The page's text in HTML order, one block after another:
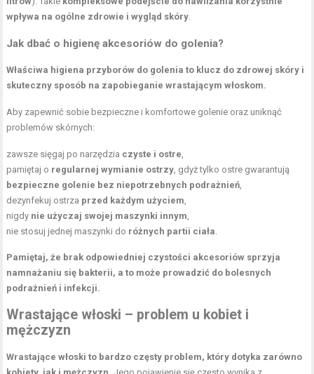
wpływa na ogólne zdrowie i wygląd skóry.
Jak dbać o higienę akcesoriów do golenia?
Właściwa higiena przyborów do golenia to klucz do zdrowej skóry i
skuteczny sposób na zapobieganie wrastającym włoskom.
Aby zapewnić sobie bezpieczne i komfortowe golenie oraz uniknąć
problemów skórnych:
zawsze sięgaj po narzędzia czyste i ostre,
pamiętaj o regularnej wymianie ostrzy, gdyż tylko ostre gwarantują
bezpieczne golenie bez niepotrzebnych podrażnień,
dezynfekuj ostrza przed każdym użyciem,
nigdy nie użyczaj swojej maszynki innym,
nie stosuj jednej maszynki do różnych partii ciała.
Pamiętaj, że brak odpowiedniej czystości akcesoriów sprzyja
namnażaniu się bakterii, a to może prowadzić do bolesnych
podrażnień i infekcji.
Wrastające włoski – problem u kobiet i
mężczyzn
Wrastające włoski to bardzo częsty problem, który dotyka zarówno